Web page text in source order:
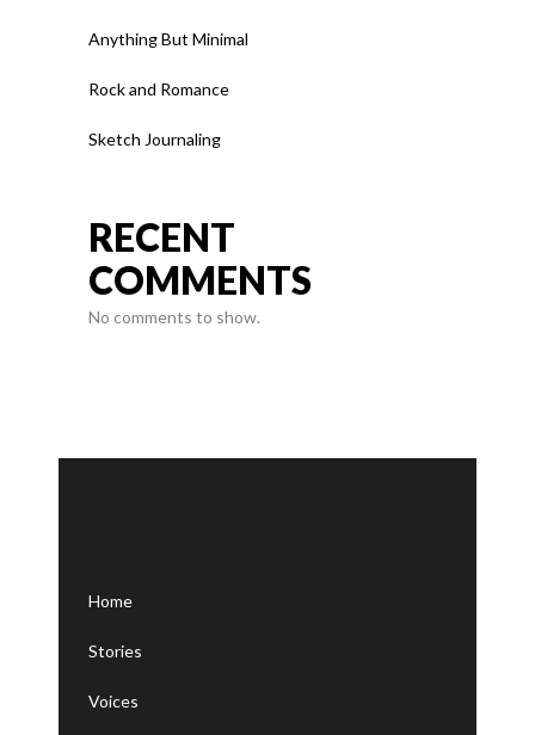
Anything But Minimal
Rock and Romance
Sketch Journaling
RECENT
COMMENTS
No comments to show.
Home
Stories
Voices